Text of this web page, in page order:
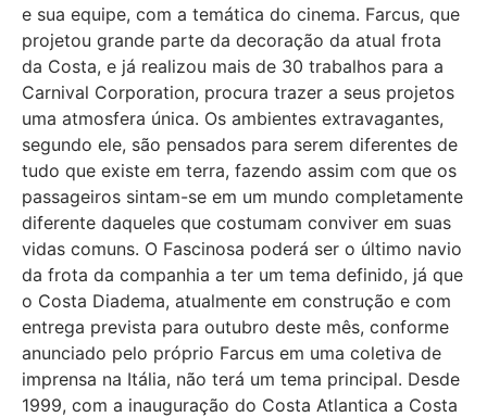
e sua equipe, com a temática do cinema. Farcus, que
projetou grande parte da decoração da atual frota
da Costa, e já realizou mais de 30 trabalhos para a
Carnival Corporation, procura trazer a seus projetos
uma atmosfera única. Os ambientes extravagantes,
segundo ele, são pensados para serem diferentes de
tudo que existe em terra, fazendo assim com que os
passageiros sintam-se em um mundo completamente
diferente daqueles que costumam conviver em suas
vidas comuns. O Fascinosa poderá ser o último navio
da frota da companhia a ter um tema definido, já que
o Costa Diadema, atualmente em construção e com
entrega prevista para outubro deste mês, conforme
anunciado pelo próprio Farcus em uma coletiva de
imprensa na Itália, não terá um tema principal. Desde
1999, com a inauguração do Costa Atlantica a Costa